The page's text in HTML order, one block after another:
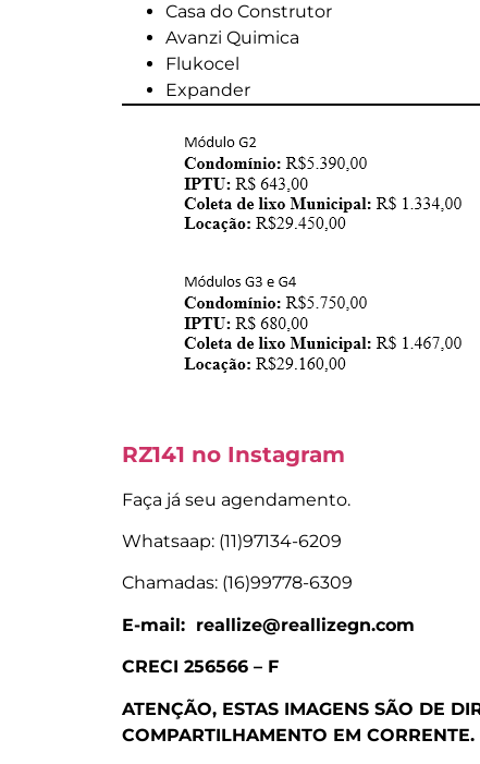
Casa do Construtor
Avanzi Quimica
Flukocel
Expander
RZ141 no Instagram
Faça já seu agendamento.
Whatsaap: (11)97134-6209
Chamadas: (16)99778-6309
E-mail: reallize@reallizegn.com
CRECI 256566 – F
ATENÇÃO, ESTAS IMAGENS SÃO DE
COMPARTILHAMENTO EM CORRENTE.